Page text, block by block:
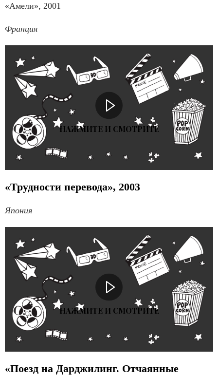
«Амели», 2001
Франция
НАЖМИТЕ И СМОТРИТЕ
«Трудности перевода», 2003
Япония
НАЖМИТЕ И СМОТРИТЕ
«Поезд на Дарджилинг. Отчаянные